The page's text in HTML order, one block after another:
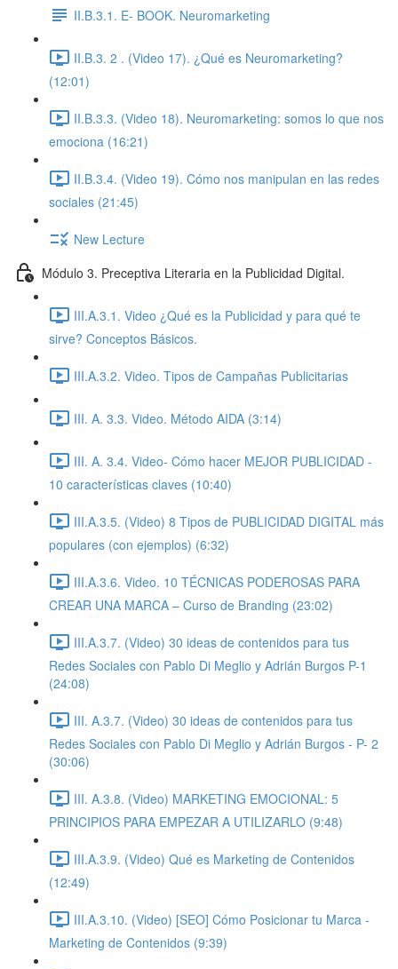
II.B.3.1. E- BOOK. Neuromarketing
II.B.3. 2 . (Video 17). ¿Qué es Neuromarketing?
(12:01)
II.B.3.3. (Video 18). Neuromarketing: somos lo que nos
emociona (16:21)
II.B.3.4. (Video 19). Cómo nos manipulan en las redes
sociales (21:45)
New Lecture
Módulo 3. Preceptiva Literaria en la Publicidad Digital.
III.A.3.1. Video ¿Qué es la Publicidad y para qué te
sirve? Conceptos Básicos.
III.A.3.2. Video. Tipos de Campañas Publicitarias
III. A. 3.3. Video. Método AIDA (3:14)
III. A. 3.4. Video- Cómo hacer MEJOR PUBLICIDAD -
10 características claves (10:40)
III.A.3.5. (Video) 8 Tipos de PUBLICIDAD DIGITAL más
populares (con ejemplos) (6:32)
III.A.3.6. Video. 10 TÉCNICAS PODEROSAS PARA
CREAR UNA MARCA – Curso de Branding (23:02)
III.A.3.7. (Video) 30 ideas de contenidos para tus
Redes Sociales con Pablo Di Meglio y Adrián Burgos P-1
(24:08)
III. A.3.7. (Video) 30 ideas de contenidos para tus
Redes Sociales con Pablo Di Meglio y Adrián Burgos - P- 2
(30:06)
III. A.3.8. (Video) MARKETING EMOCIONAL: 5
PRINCIPIOS PARA EMPEZAR A UTILIZARLO (9:48)
III.A.3.9. (Video) Qué es Marketing de Contenidos
(12:49)
III.A.3.10. (Video) [SEO] Cómo Posicionar tu Marca -
Marketing de Contenidos (9:39)